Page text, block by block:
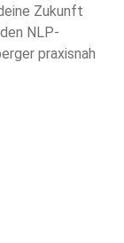
Zukunft
NLP-
praxisnah